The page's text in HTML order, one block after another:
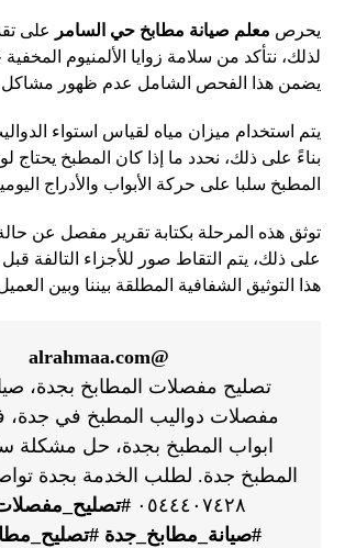
يحرص معلم صيانة مطابخ حي السامر
على
لذلك، نتأكد من سلامة زوايا الألمنيوم
يضمن هذا الفحص الشامل عدم ظهور مشاكل
يتم استخدام ميزان مياه لقياس استواء
بناءً على ذلك، نحدد ما إذا كان المطبخ يحتاج
المطبخ سلبا على حركة الأبواب والأدراج
توثق هذه المرحلة بكتابة تقرير مفصل عن
على ذلك، يتم التقاط صور للأجزاء التالفة
هذا التوثيق الشفافية المطلقة بيننا وبين
@alrahmaa.com
تصليح مفصلات المطابخ بجدة،
مفصلات دواليب المطبخ في جدة،
ابواب المطبخ بجدة، حل مشكلة
المطبخ جدة. لطلب الخدمة بجدة
٠٥٤٤٤٠٧٤٢٨
#صيانة_مطابخ_جدة